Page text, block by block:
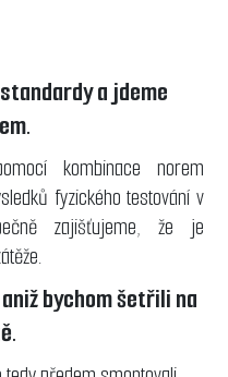
a jdeme
kombinace norem
fyzického testování v
zajišťujeme, že je
bychom šetřili na